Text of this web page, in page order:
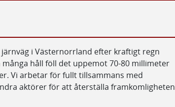
i Västernorrland efter kraftigt regn
håll föll det uppemot 70-80 millimeter
Vi arbetar för fullt tillsammans med
aktörer för att återställa framkomligheten